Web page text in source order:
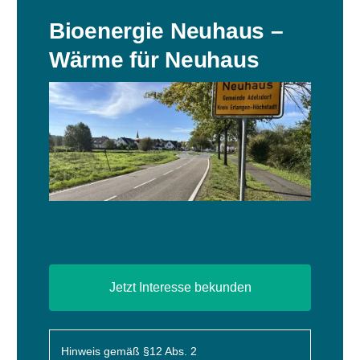
Bioenergie Neuhaus –
Wärme für Neuhaus
Jetzt Interesse bekunden
Hinweis gemäß §12 Abs. 2